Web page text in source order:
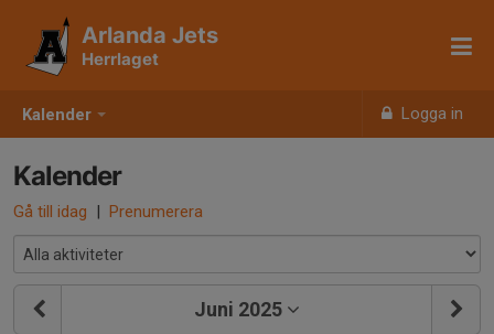
Kalender Logga in
Arlanda Jets
Herrlaget
Kalender
Gå till idag | Prenumerera
Juni 2025